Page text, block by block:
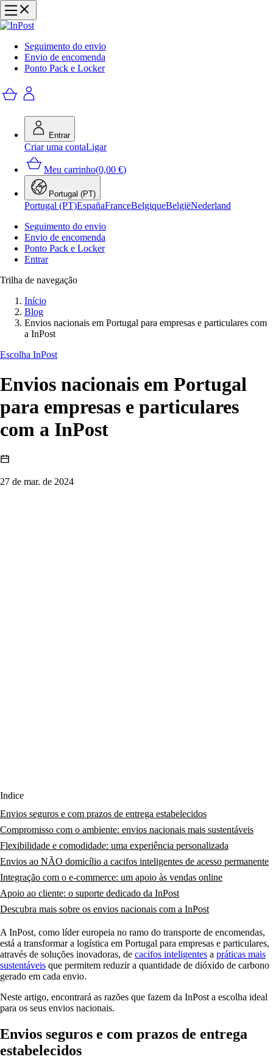
Seguimento do envio
Envio de encomenda
Ponto Pack e Locker
Entrar
Criar uma contaLigar
Meu carrinho(0,00 €)
Portugal (PT)
Portugal (PT)EspañaFranceBelgiqueBelgiëNederland
Seguimento do envio
Envio de encomenda
Ponto Pack e Locker
Entrar
Trilha de navegação
Início
Blog
Envios nacionais em Portugal para empresas e particulares com
a InPost
Escolha InPost
Envios nacionais em Portugal
para empresas e particulares
com a InPost
27 de mar. de 2024
Índice
Envios seguros e com prazos de entrega estabelecidos
Compromisso com o ambiente: envios nacionais mais sustentáveis
Flexibilidade e comodidade: uma experiência personalizada
Envios ao NÃO domicílio a cacifos inteligentes de acesso permanente
Integração com o e-commerce: um apoio às vendas online
Apoio ao cliente: o suporte dedicado da InPost
Descubra mais sobre os envios nacionais com a InPost
A InPost, como líder europeia no ramo do transporte de encomendas,
está a transformar a logística em Portugal para empresas e particulares,
através de soluções inovadoras, de cacifos inteligentes a práticas mais
sustentáveis que permitem reduzir a quantidade de dióxido de carbono
gerado em cada envio.
Neste artigo, encontrará as razões que fazem da InPost a escolha ideal
para os seus envios nacionais.
Envios seguros e com prazos de entrega
estabelecidos